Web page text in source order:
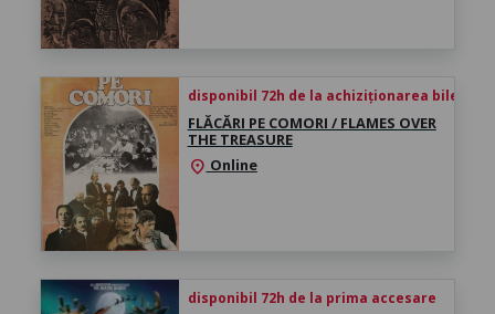
disponibil 72h de la achiziționarea biletului
FLĂCĂRI PE COMORI / FLAMES OVER
THE TREASURE
location_on Online
disponibil 72h de la prima accesare